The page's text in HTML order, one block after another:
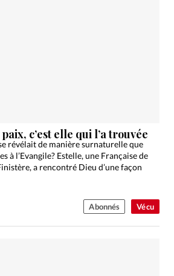
Vécu
c’est elle qui l’a trouvée
révélait de manière surnaturelle que
à l’Evangile? Estelle, une Française de
a rencontré Dieu d’une façon
Abonnés